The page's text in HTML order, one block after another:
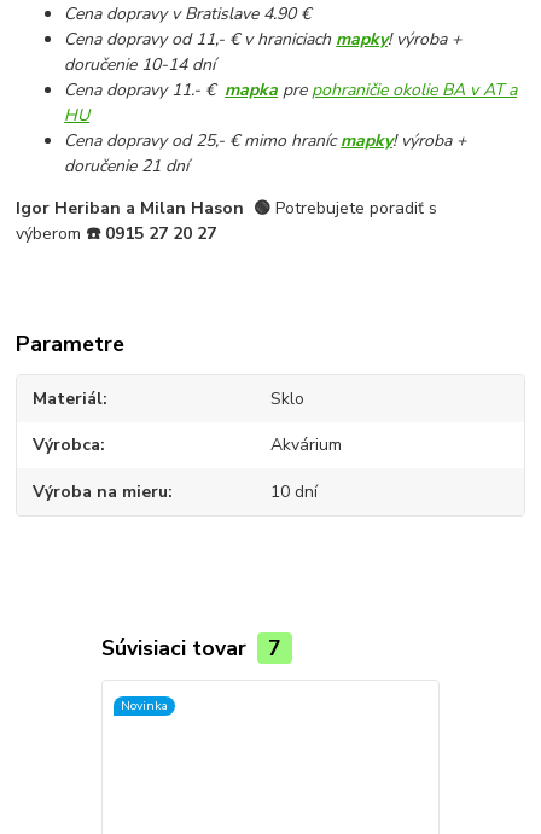
Cena dopravy v Bratislave 4.90 €
Cena dopravy od 11,- € v hraniciach mapky! výroba +
doručenie 10-14 dní
Cena dopravy 11.- € mapka pre pohraničie okolie BA v AT a
HU
Cena dopravy od 25,- € mimo hranícmapky! výroba +
doručenie 21 dní
Igor Heriban a Milan Hason 🟢Potrebujete poradiť s
výberom ☎️ 0915 27 20 27
Parametre
Materiál Sklo
Výrobca Akvárium
Výroba na mieru 10 dní
Súvisiaci tovar 7
Novinka